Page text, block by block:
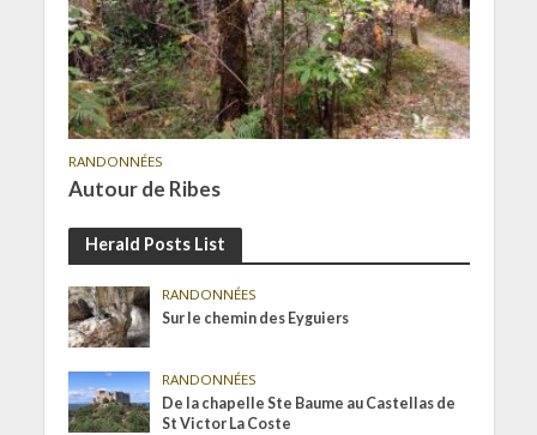
RANDONNÉES
Autour de Ribes
Herald Posts List
RANDONNÉES
Sur le chemin des Eyguiers
RANDONNÉES
De la chapelle Ste Baume au Castellas de
St Victor La Coste